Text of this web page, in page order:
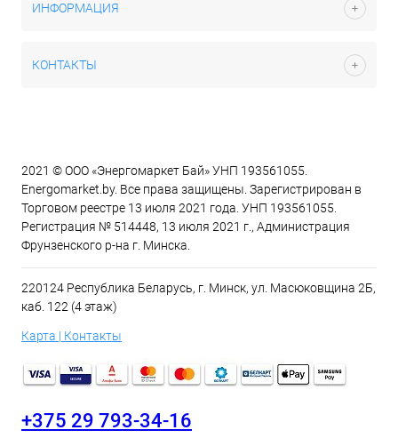
ИНФОРМАЦИЯ
КОНТАКТЫ
2021 © ООО «Энергомаркет Бай» УНП 193561055.
Energomarket.by. Все права защищены. Зарегистрирован в
Торговом реестре 13 июля 2021 года. УНП 193561055.
Регистрация № 514448, 13 июля 2021 г., Администрация
Фрунзенского р-на г. Минска.
220124 Республика Беларусь, г. Минск, ул. Масюковщина 2Б,
каб. 122 (4 этаж)
Карта | Контакты
+375 29 793-34-16